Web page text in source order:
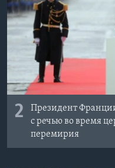
2
Президент
с речью во время
перемирия